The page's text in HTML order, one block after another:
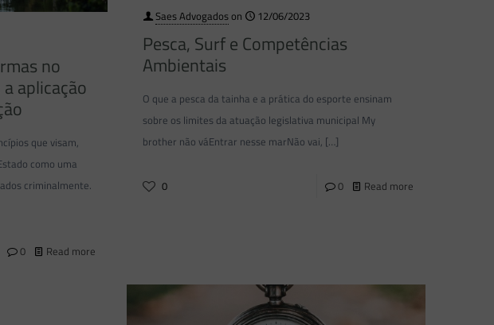
no
aplicação
que visam,
como uma
criminalmente.
0 Read more
Saes Advogadoson 12/06/2023
Pesca, Surf e Competências
Ambientais
O que a pesca da tainha e a prática do esporte ensinam
sobre os limites da atuação legislativa municipal My
brother não váEntrar nesse marNão vai, […]
0 0 Read more